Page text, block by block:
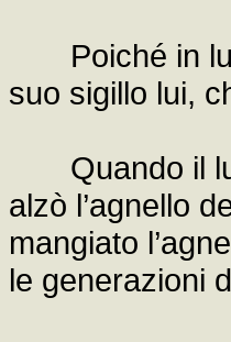
Poiché in lui
suo sigillo lui,
Quando il
alzò l’agnello
mangiato
le generazioni